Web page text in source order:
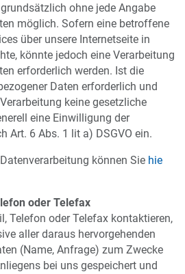
ohne jede Angabe
möglich. Sofern eine betroffene
über unsere Internetseite in
könnte jedoch eine Verarbeitung
erforderlich werden. Ist die
Daten erforderlich und
keine gesetzliche
eine Einwilligung der
Art. 6 Abs. 1 lit a) DSGVO ein.
können Sie hie
oder Telefax
Telefon oder Telefax kontaktieren,
aller daraus hervorgehenden
(Name, Anfrage) zum Zwecke
bei uns gespeichert und